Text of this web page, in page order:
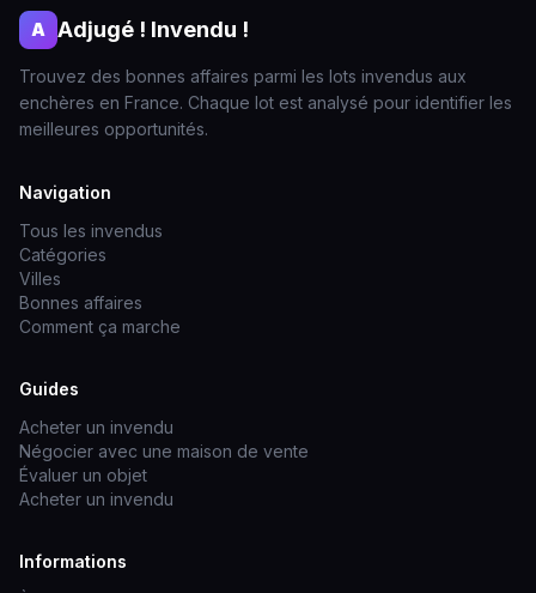
A Adjugé ! Invendu !
Trouvez des bonnes affaires parmi les lots invendus aux
enchères en France. Chaque lot est analysé pour identifier les
meilleures opportunités.
Navigation
Tous les invendus
Catégories
Villes
Bonnes affaires
Comment ça marche
Guides
Acheter un invendu
Négocier avec une maison de vente
Évaluer un objet
Acheter un invendu
Informations